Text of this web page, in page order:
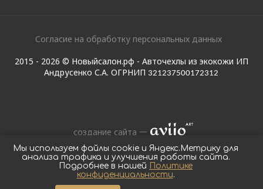
Согласие на обработку персональных данных
2015 - 2026 © Новыйсалон.рф - Авточехлы из экокожи ИП
Андрусенко С.А. ОГРНИП 321237500172312
создание сайта
Мы используем файлы cookie и Яндекс.Метрику для
анализа трафика и улучшения работы сайта.
Подробнее в нашей
Политике
конфиденциальности.